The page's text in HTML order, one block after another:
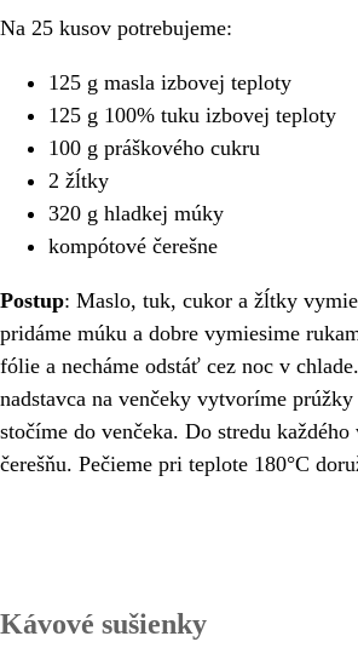
Na 25 kusov potrebujeme:
125 g masla izbovej teploty
125 g 100% tuku izbovej teploty
100 g práškového cukru
2 žĺtky
320 g hladkej múky
kompótové čerešne
Postup: Maslo, tuk, cukor a žĺtky
pridáme múku a dobre vymiesime
fólie a necháme odstáť cez noc v
nadstavca na venčeky vytvoríme
stočíme do venčeka. Do stredu každého
čerešňu. Pečieme pri teplote 180°C
Kávové sušienky